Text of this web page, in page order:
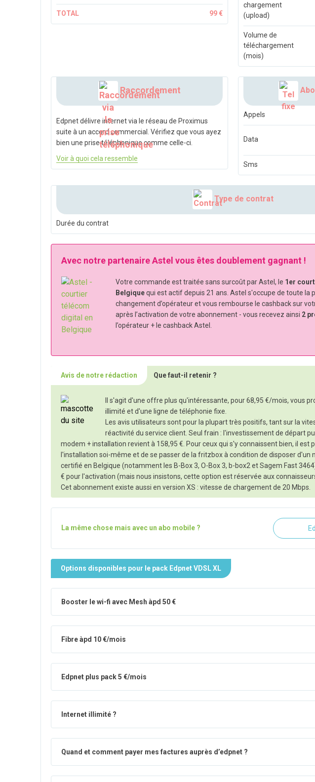
TOTAL 99 €
chargement
(upload)
Volume de
téléchargement
(mois)
Raccordement
Edpnet délivre internet via le réseau de Proximus
suite à un accord commercial. Vérifiez que vous ayez
bien une prise téléphonique comme celle-ci.
Voir à quoi cela ressemble
Appels
Data
Sms
Type de contrat
Durée du contrat
Avec notre partenaire Astel vous êtes doublement gagnant !
Votre commande est traitée sans surcoût par Astel, le 1er
Belgiquequi est actif depuis 21 ans. Astel s'occupe de toute la
changement d’opérateur et vous rembourse le cashback sur
après l’activation de votre abonnement - vous recevez ainsi 2
l’opérateur + le cashback Astel.
Avis de notre rédaction Que faut-il retenir ?
Il s'agit d'une offre plus qu'intéressante, pour 68,95 €/mois, vous
illimité et d'une ligne de téléphonie fixe.
Les avis utilisateurs sont pour la plupart très positifs, tant sur la
réactivité du service client. Seul frain : l'investissement de départ
modem + installation revient à 158,95 €. Pour ceux qui s'y connaissent bien, il est
l'installation soi-même et de se passer de la fritzbox à condition de disposer d'un
certifié en Belgique (notamment les B-Box 3, O-Box 3, b-box2 et Sagem Fast
€ pour l'activation (mais nous insistons, cette option est réservée aux
Cet abonnement existe aussi en version XS : vitesse de chargement de 20 Mbps.
La même chose mais avec un abo mobile ?
Options disponibles pour le pack Edpnet VDSL XL
Booster le wi-fi avec Mesh àpd 50 €
Fibre àpd 10 €/mois
Edpnet plus pack 5 €/mois
Internet illimité ?
Quand et comment payer mes factures auprès d’edpnet ?